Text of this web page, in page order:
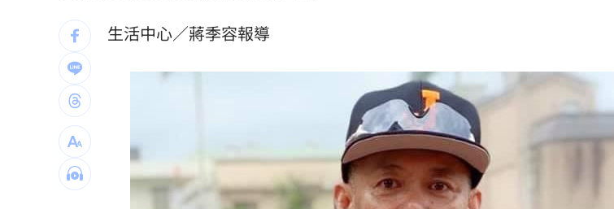
賈靜雯父親節憶亡父 自曝被當兒子養大
李棟旭、南柱赫變身超狂殺手！片單一次看 14:17
父親節特別想他 何欣純感性告白早逝父親 14:13
參加教召辱罵士官長3字…1原因比一般人慘 14:10
生活中心／蔣季容報導